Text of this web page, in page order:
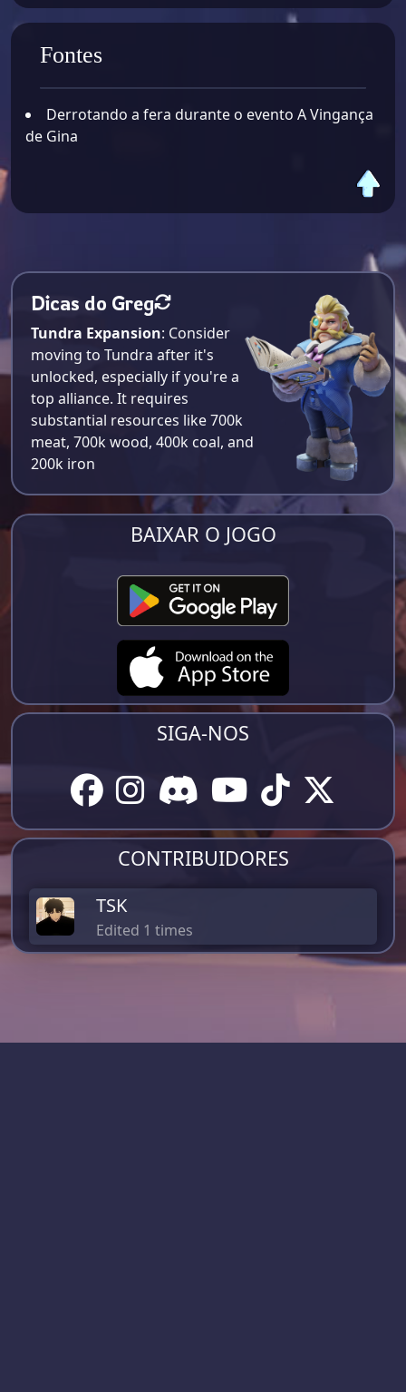
Fontes
Derrotando a fera durante o evento A Vingança
de Gina
Dicas do Greg
Tundra Expansion: Consider
moving to Tundra after it's
unlocked, especially if you're a
top alliance. It requires
substantial resources like 700k
meat, 700k wood, 400k coal, and
200k iron​
BAIXAR O JOGO
SIGA-NOS
CONTRIBUIDORES
TSK
Edited 1 times